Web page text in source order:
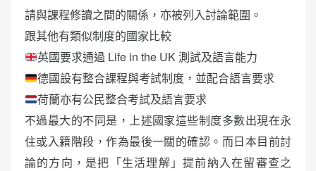
請與課程修讀之間的關係，亦被列入討論範圍。
跟其他有類似制度的國家比較
英國要求通過 Life in the UK 測試及語言能力
德國設有整合課程與考試制度，並配合語言要求
荷蘭亦有公民整合考試及語言要求
不過最大的不同是，上述國家這些制度多數出現在永
住或入籍階段，作為最後一關的確認。而日本目前討
論的方向，是把「生活理解」提前納入在留審查之